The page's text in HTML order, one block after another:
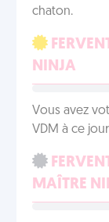
chaton.
NINJA
Vous avez
VDM à ce
MAÎTRE